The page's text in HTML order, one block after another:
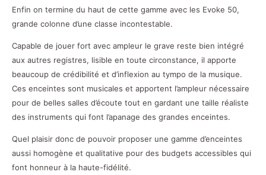
Enfin on termine du haut de cette gamme avec les Evoke 50,
grande colonne d’une classe incontestable.
Capable de jouer fort avec ampleur le grave reste bien intégré
aux autres registres, lisible en toute circonstance, il apporte
beaucoup de crédibilité et d’inflexion au tympo de la musique.
Ces enceintes sont musicales et apportent l’ampleur nécessaire
pour de belles salles d’écoute tout en gardant une taille réaliste
des instruments qui font l’apanage des grandes enceintes.
Quel plaisir donc de pouvoir proposer une gamme d’enceintes
aussi homogène et qualitative pour des budgets accessibles qui
font honneur à la haute-fidélité.